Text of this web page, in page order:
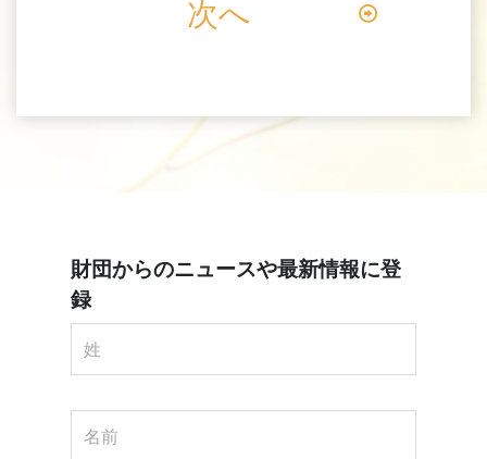
次へ
財団からのニュースや最新情報に登
録